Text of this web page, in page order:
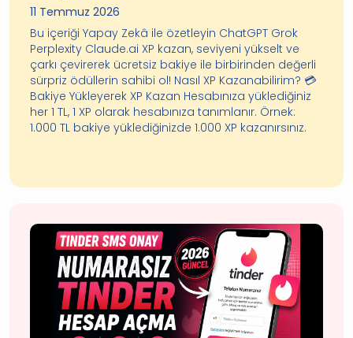
11 Temmuz 2026
Bu içeriği Yapay Zekâ ile özetleyin ChatGPT Grok
Perplexity Claude.ai XP kazan, seviyeni yükselt ve
çarkı çevirerek ücretsiz bakiye ile birbirinden değerli
sürpriz ödüllerin sahibi ol! Nasıl XP Kazanabilirim? 💳
Bakiye Yükleyerek XP Kazan Hesabınıza yüklediğiniz
her 1 TL, 1 XP olarak hesabınıza tanımlanır. Örnek:
1.000 TL bakiye yüklediğinizde 1.000 XP kazanırsınız.